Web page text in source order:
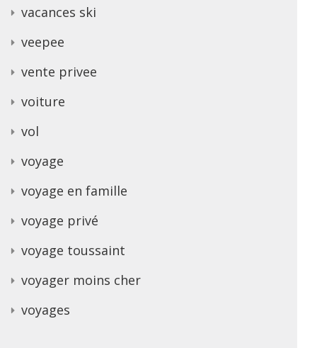
vacances ski
veepee
vente privee
voiture
vol
voyage
voyage en famille
voyage privé
voyage toussaint
voyager moins cher
voyages